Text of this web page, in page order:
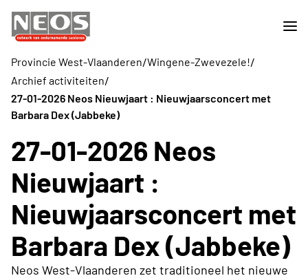
Provincie West-Vlaanderen/Wingene-Zwevezele!/
Archief activiteiten/
27-01-2026 Neos Nieuwjaart : Nieuwjaarsconcert met
Barbara Dex (Jabbeke)
27-01-2026 Neos
Nieuwjaart :
Nieuwjaarsconcert met
Barbara Dex (Jabbeke)
Neos West-Vlaanderen zet traditioneel het nieuwe